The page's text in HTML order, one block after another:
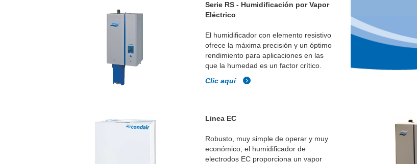
Serie RS - Humidificación por Vapor
Eléctrico
El humidificador con elemento resistivo
ofrece la máxima precisión y un óptimo
rendimiento para aplicaciones en las
que la humedad es un factor crítico.
Clic aquí
Linea EC
Robusto, muy simple de operar y muy
económico, el humidificador de
electrodos EC proporciona un vapor